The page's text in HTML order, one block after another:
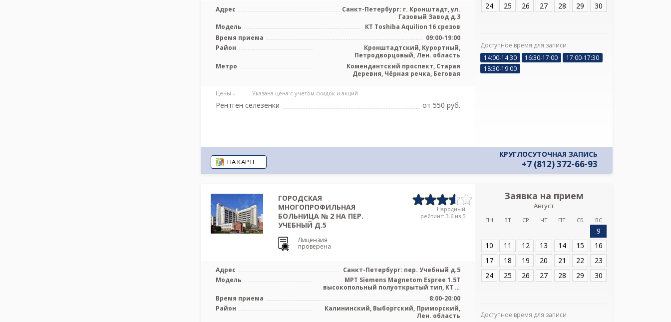
Адрес
Санкт-Петербург: г. Кронштадт, ул.
Газовый Завод д.3
Модель
КТ Toshiba Aquilion 16 срезов
Время приема
09:00-19:00
Район
Кронштадтский, Курортный,
Петродворцовый, Лен. область
Метро
Комендантский проспект, Старая
Деревня, Чёрная речка, Беговая
Цены ↓ Указана цена с учетом скидок и акций
Рентген селезенки от 550 pуб.
24
25 26 27 28 29 30
Доступное время для записи
14:00-14:30
16:30-17:00
17:00-17:30
18:30-19:00
НА КАРТЕ
КРУГЛОСУТОЧНАЯ ЗАПИСЬ
+7 (812) 372-66-93
ГОРОДСКАЯ
МНОГОПРОФИЛЬНАЯ
БОЛЬНИЦА № 2 НА ПЕР.
УЧЕБНЫЙ Д.5
Лицензия
проверена
Народный
рейтинг: 3.6 из 5
Адрес
Санкт-Петербург: пер. Учебный д.5
Модель
МРТ Siemens Magnetom Espree 1.5T
высокопольный полуоткрытый тип, КТ Si
...
Время приема
8:00-20:00
Район
Калининский, Выборгский, Приморский,
Лен. область
Заявка на прием
Август
ПН ВТ СР ЧТ ПТ СБ ВС
9
10
11 12 13 14 15
16
17
18 19 20 21 22
23
24
25 26 27 28 29 30
Доступное время для записи